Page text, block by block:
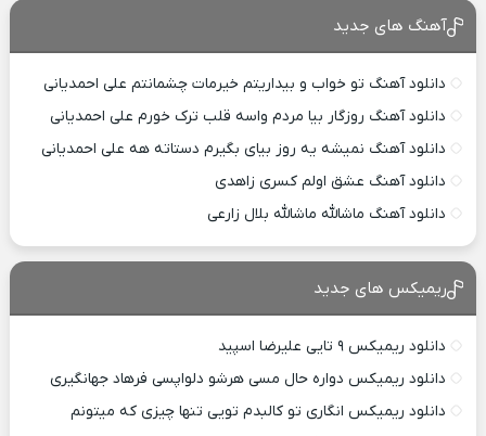
آهنگ های جدید
دانلود آهنگ تو خواب و بیداریتم خیرمات چشمانتم علی احمدیانی
دانلود آهنگ روزگار بیا مردم واسه قلب ترک خورم علی احمدیانی
دانلود آهنگ نمیشه یه روز بیای بگیرم دستاته هه علی احمدیانی
دانلود آهنگ عشق اولم کسری زاهدی
دانلود آهنگ ماشالله ماشالله بلال زارعی
ریمیکس های جدید
دانلود ریمیکس ۹ تایی علیرضا اسپید
دانلود ریمیکس دواره حال مسی هرشو دلواپسی فرهاد جهانگیری
دانلود ریمیکس انگاری تو کالبدم تویی تنها چیزی که میتونم